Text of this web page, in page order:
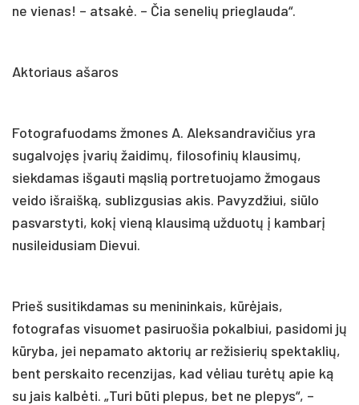
ne vienas! – atsakė. – Čia senelių prieglauda“.
Aktoriaus ašaros
Fotografuodams žmones A. Aleksandravičius yra
sugalvojęs įvarių žaidimų, filosofinių klausimų,
siekdamas išgauti mąslią portretuojamo žmogaus
veido išraišką, sublizgusias akis. Pavyzdžiui, siūlo
pasvarstyti, kokį vieną klausimą užduotų į kambarį
nusileidusiam Dievui.
Prieš susitikdamas su menininkais, kūrėjais,
fotografas visuomet pasiruošia pokalbiui, pasidomi jų
kūryba, jei nepamato aktorių ar režisierių spektaklių,
bent perskaito recenzijas, kad vėliau turėtų apie ką
su jais kalbėti. „Turi būti plepus, bet ne plepys“, –